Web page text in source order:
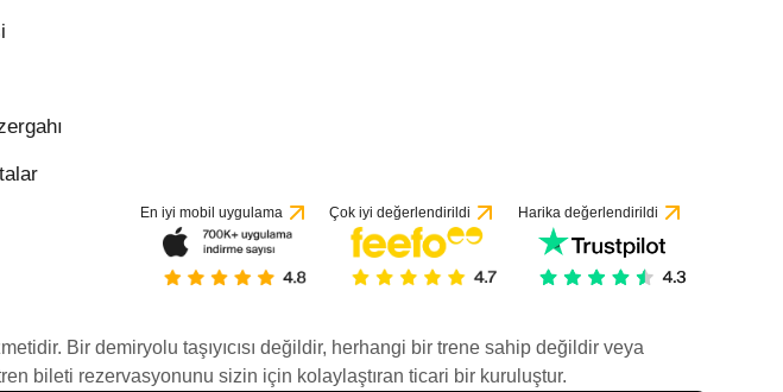
En iyi mobil uygulama Çok iyi değerlendirildi Harika değerlendirildi
Bir demiryolu taşıyıcısı değildir, herhangi bir trene sahip değildir veya
bileti rezervasyonunu sizin için kolaylaştıran ticari bir kuruluştur.